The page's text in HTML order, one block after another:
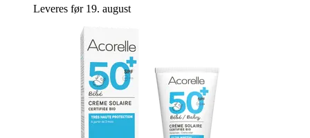
Leveres før 19. august